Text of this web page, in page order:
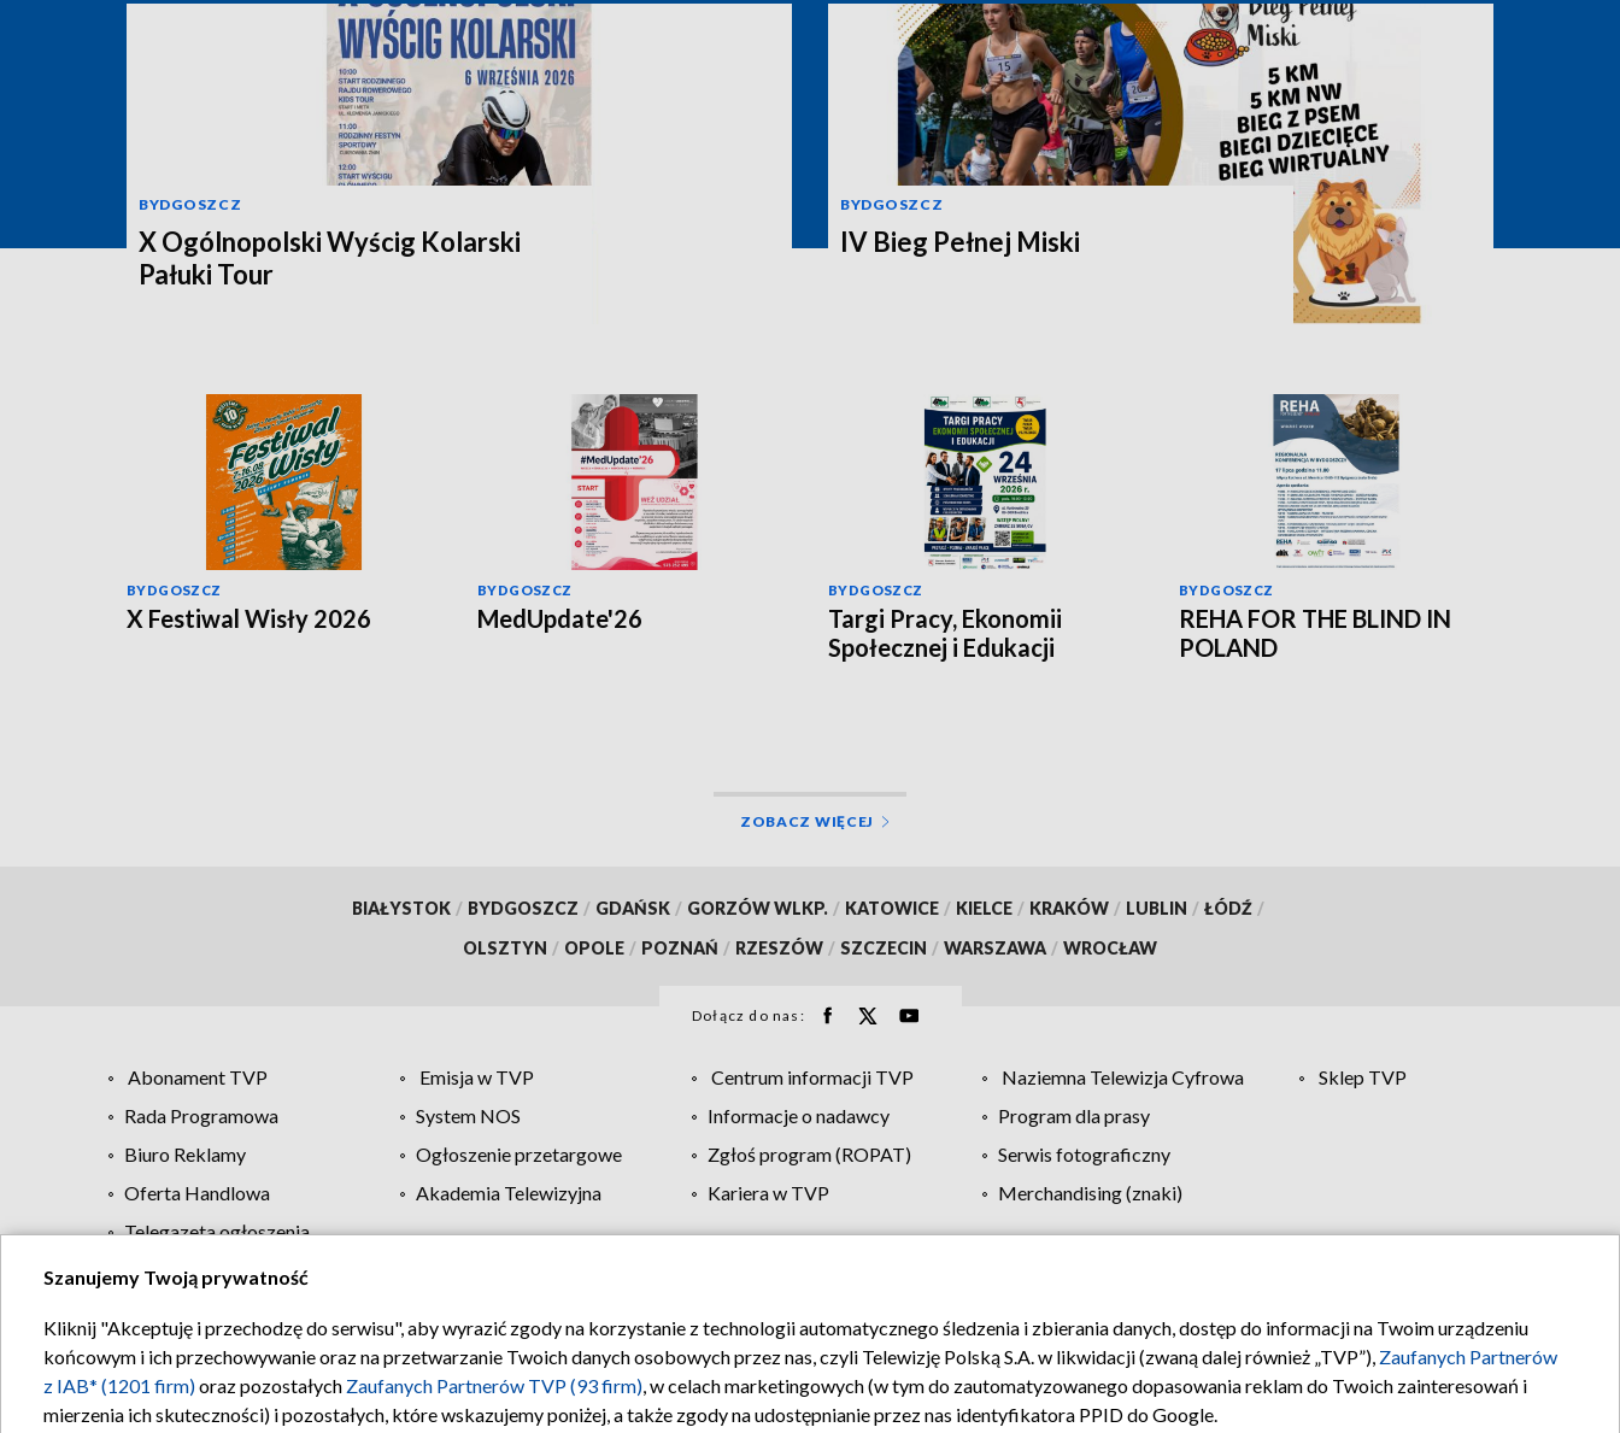
BYDGOSZCZ
X Ogólnopolski Wyścig Kolarski
Pałuki Tour
BYDGOSZCZ
IV Bieg Pełnej Miski
BYDGOSZCZ
X Festiwal Wisły 2026
BYDGOSZCZ
MedUpdate'26
BYDGOSZCZ
Targi Pracy, Ekonomii
Społecznej i Edukacji
BYDGOSZCZ
REHA FOR THE BLIND IN
POLAND
ZOBACZ WIĘCEJ
BIAŁYSTOK / BYDGOSZCZ / GDAŃSK / GORZÓW WLKP. / KATOWICE / KIELCE / KRAKÓW / LUBLIN / ŁÓDŹ /
OLSZTYN / OPOLE / POZNAŃ / RZESZÓW / SZCZECIN / WARSZAWA / WROCŁAW
Dołącz do nas:
Abonament TVP Emisja w TVP Centrum informacji TVP Naziemna Telewizja Cyfrowa
Sklep TVP
Rada Programowa
System NOS Informacje o nadawcy
Program dla prasy
Biuro Reklamy
Ogłoszenie przetargowe Zgłoś program (ROPAT)
Serwis fotograficzny
Oferta Handlowa
Akademia Telewizyjna Kariera w TVP
Merchandising (znaki)
Telegazeta ogłoszenia
Regulamin TVP Polityka prywatności Moje zgody Pomoc Biuro reklamy Kontakt
Szanujemy Twoją prywatność
Kliknij "Akceptuję i przechodzę do serwisu", aby wyrazić zgody na korzystanie z technologii automatycznego śledzenia i zbierania danych, dostęp do informacji na Twoim urządzeniu
końcowym i ich przechowywanie oraz na przetwarzanie Twoich danych osobowych przez nas, czyli Telewizję Polską S.A. w likwidacji (zwaną dalej również „TVP”), Zaufanych Partnerów
z IAB* (1201 firm)oraz pozostałych Zaufanych Partnerów TVP (93 firm), w celach marketingowych (w tym do zautomatyzowanego dopasowania reklam do Twoich zainteresowań i
mierzenia ich skuteczności) i pozostałych, które wskazujemy poniżej, a także zgody na udostępnianie przez nas identyfikatora PPID do Google.